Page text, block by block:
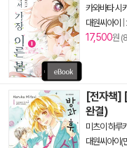
카와바타 시키
대원씨아이
17,500원
[전자책]
완결)
미츠이 하루
대원씨아이(